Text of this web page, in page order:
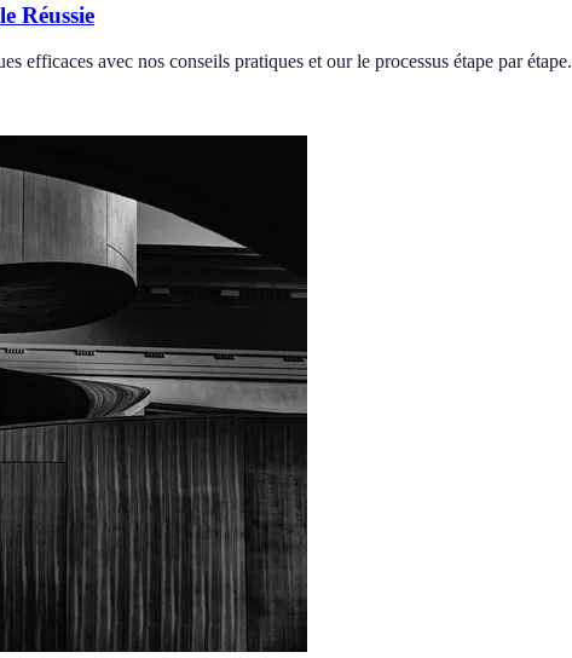
Réussie
efficaces avec nos conseils pratiques et our le processus étape par étape.